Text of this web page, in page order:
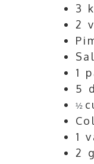
3
2
1
5
½
1
2